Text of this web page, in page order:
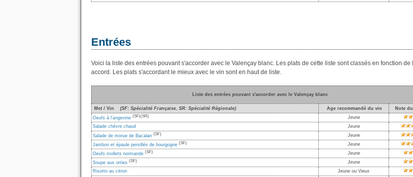
Entrées
Voici la liste des entrées pouvant s'accorder avec le Valençay blanc. Les plats de cette liste sont classés en fonction de
accord. Les plats s'accordant le mieux avec le vin sont en haut de liste.
Liste des entrées pouvant s'accorder avec le Valençay blanc
Met / Vin (SF: Spécialité Française, SR: Spécialité Régionale) Age recommandé du vin
Note
Oeufs à l'angevine (SF)(SR)
Jeune
Salade chèvre chaud
Jeune
Salade de morue de Bacalan (SF)
Jeune
Jambon et épaule persillés de bourgogne (SF)
Jeune
Oeufs mollets normande (SF)
Jeune
Soupe aux orties (SF)
Jeune
Risotto au citron
Jeune ou Vieux